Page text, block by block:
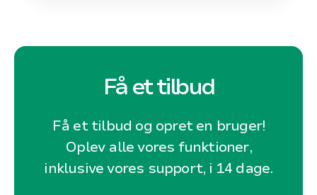
Få et tilbud
Få et tilbud og opret en bruger!
Oplev alle vores funktioner,
inklusive vores support, i 14 dage.